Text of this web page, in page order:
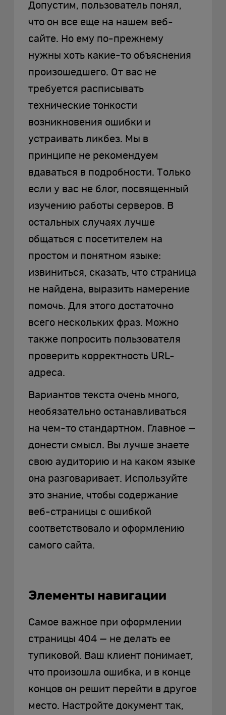
Допустим, пользователь понял,
что он все еще на нашем веб-
сайте. Но ему по-прежнему
нужны хоть какие-то объяснения
произошедшего. От вас не
требуется расписывать
технические тонкости
возникновения ошибки и
устраивать ликбез. Мы в
принципе не рекомендуем
вдаваться в подробности. Только
если у вас не блог, посвященный
изучению работы серверов. В
остальных случаях лучше
общаться с посетителем на
простом и понятном языке:
извиниться, сказать, что страница
не найдена, выразить намерение
помочь. Для этого достаточно
всего нескольких фраз. Можно
также попросить пользователя
проверить корректность URL-
адреса.
Вариантов текста очень много,
необязательно останавливаться
на чем-то стандартном. Главное —
донести смысл. Вы лучше знаете
свою аудиторию и на каком языке
она разговаривает. Используйте
это знание, чтобы содержание
веб-страницы с ошибкой
соответствовало и оформлению
самого сайта.
Элементы навигации
Самое важное при оформлении
страницы 404 — не делать ее
тупиковой. Ваш клиент понимает,
что произошла ошибка, и в конце
концов он решит перейти в другое
место. Настройте документ так,